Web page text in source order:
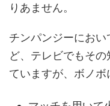
りあません。
チンパンジーにお
ど、テレビでもそ
ていますが、ボノ